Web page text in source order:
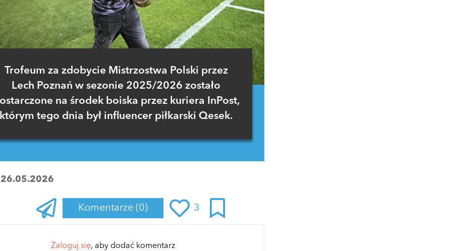
Trofeum za zdobycie Mistrzostwa Polski przez
Lech Poznań w sezonie 2025/2026 zostało
na środek boiska przez kuriera InPost,
którym tego dnia był influencer piłkarski Qesek.
26.05.2026
Komentarze (0) 3
Zaloguj się, aby dodać komentarz